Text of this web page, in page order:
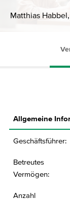
Matthias
Allgemeine
Geschäftsführer:
Betreutes
Vermögen:
Anzahl